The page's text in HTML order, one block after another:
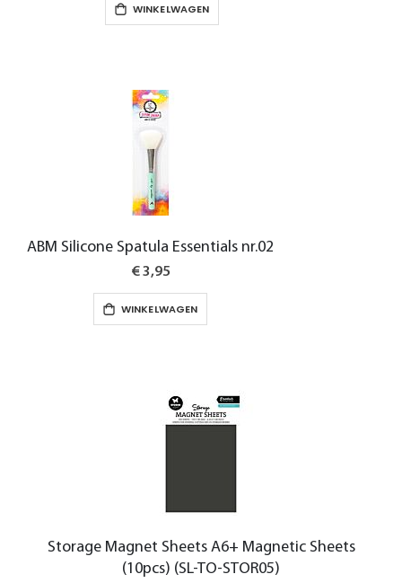
WINKELWAGEN
ABM Silicone Spatula Essentials nr.02
€ 3,95
WINKELWAGEN
Storage Magnet Sheets A6+ Magnetic Sheets
(10pcs) (SL-TO-STOR05)